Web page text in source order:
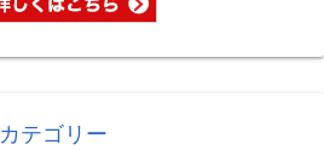
カテゴリー